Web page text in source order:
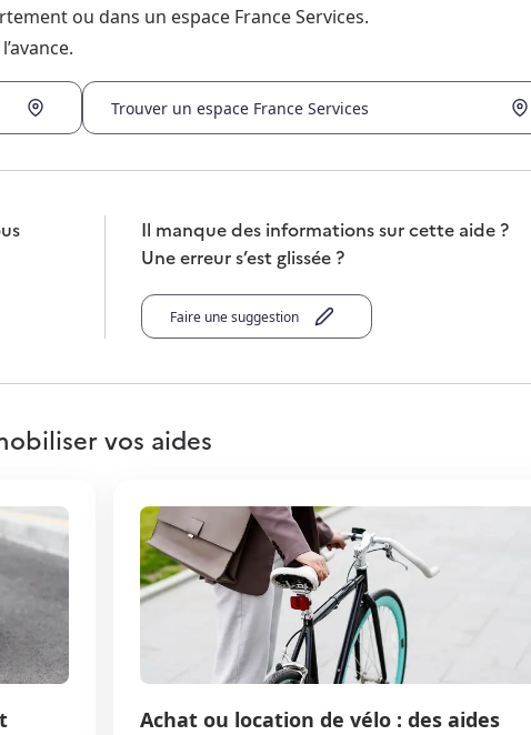
ou dans un espace France Services.
Trouver un espace France Services
Il manque des informations sur cette aide ?
Une erreur s’est glissée ?
Faire une suggestion
vos aides
Achat ou location de vélo : des aides